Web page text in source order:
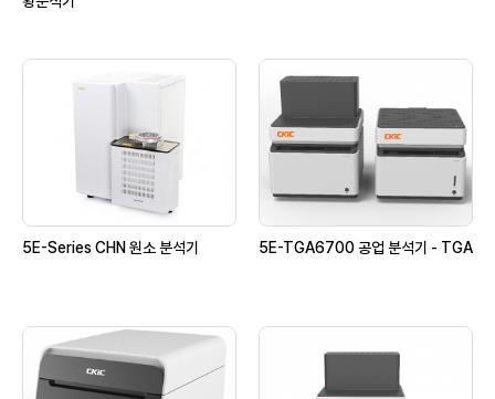
5E-Series CHN 원소 분석기 5E-TGA6700 공업 분석기 - TGA